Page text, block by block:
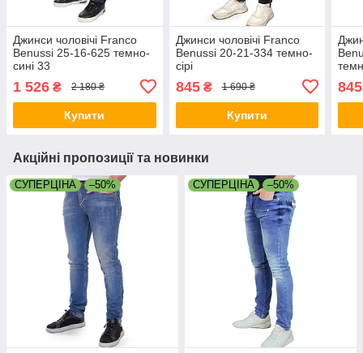
Джинси чоловічі Franco
Benussi 25-16-625 темно-
сині 33
1 526 ₴ 2 180 ₴
Купити
Джинси чоловічі Franco
Benussi 20-21-334 темно-
сірі
845₴ 1 690 ₴
Купити
845
Акційні пропозиції та новинки
СУПЕРЦІНА –50% СУПЕРЦІНА –50%